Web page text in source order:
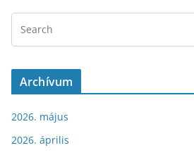
Archívum
2026. május
2026. április